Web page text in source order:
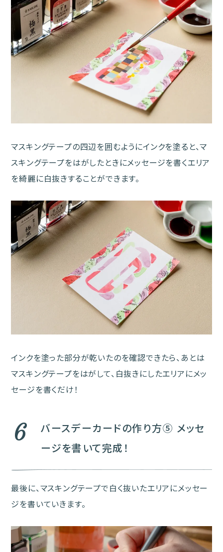
マスキングテープの四辺を囲むようにインクを塗ると、マ
スキングテープをはがしたときにメッセージを書くエリア
を綺麗に白抜きすることができます。
インクを塗った部分が乾いたのを確認できたら、あとは
マスキングテープをはがして、白抜きにしたエリアにメッ
セージを書くだけ！
6
バースデーカードの作り方⑤ メッセ
ージを書いて完成！
最後に、マスキングテープで白く抜いたエリアにメッセー
ジを書いていきます。